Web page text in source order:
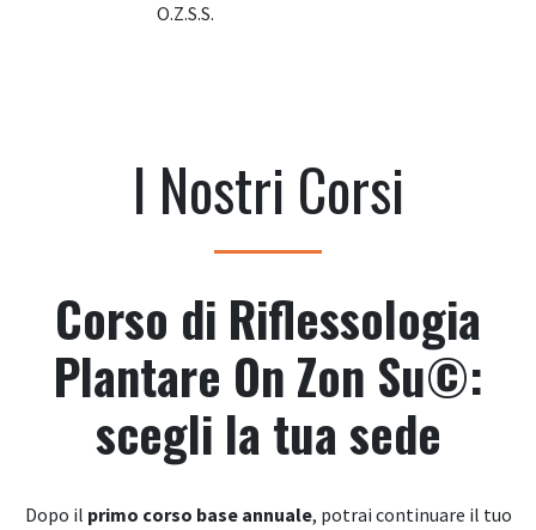
O.Z.S.S.
I Nostri Corsi
Corso di Riflessologia
Plantare On Zon Su©:
scegli la tua sede
Dopo il primo corso base annuale, potrai continuare il tuo